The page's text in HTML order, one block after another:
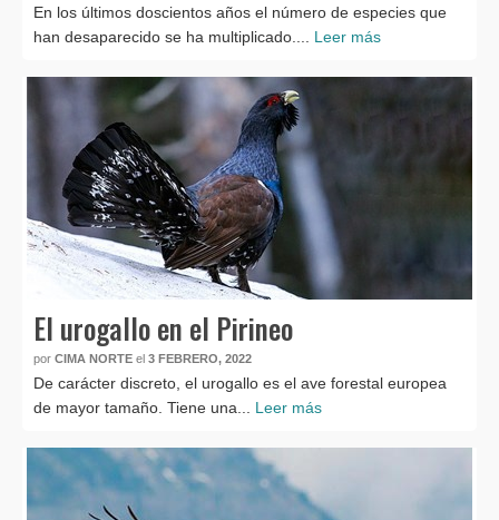
En los últimos doscientos años el número de especies que
han desaparecido se ha multiplicado.... Leer más
El urogallo en el Pirineo
por CIMA NORTE el 3 FEBRERO, 2022
De carácter discreto, el urogallo es el ave forestal europea
de mayor tamaño. Tiene una... Leer más